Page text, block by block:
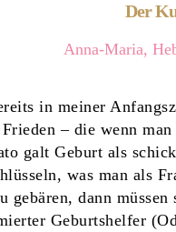
Der
Anna-Maria,
in meiner
– die wenn
galt Geburt als
was man als
dann
Geburtshelfer